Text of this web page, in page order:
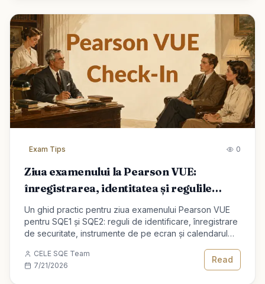
Exam Tips 0
Ziua examenului la Pearson VUE:
înregistrarea, identitatea și regulile
pentru SQE1 și SQE2
Un ghid practic pentru ziua examenului Pearson VUE
pentru SQE1 și SQE2: reguli de identificare, înregistrare
de securitate, instrumente de pe ecran și calendarul
CELE SQE Team
7/21/2026
Read